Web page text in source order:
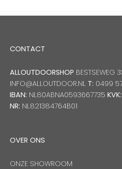
CONTACT
ALLOUTDOORSHOP BESTSEWEG
INFO@ALLOUTDOOR.NL T: 0499
IBAN: NL80ABNA0593667735 KVK:
NR: NL821384764B01
OVER ONS
ONZE SHOWROOM